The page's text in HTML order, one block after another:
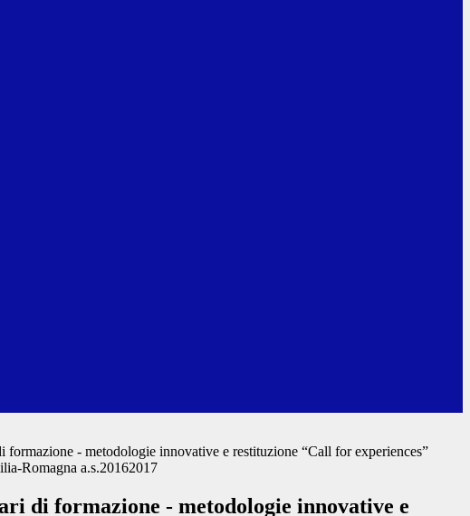
formazione - metodologie innovative e restituzione “Call for experiences”
Romagna a.s.20162017
di formazione - metodologie innovative e